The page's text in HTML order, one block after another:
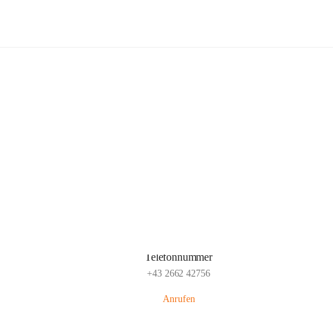
Telefonnummer
+43 2662 42756
Anrufen